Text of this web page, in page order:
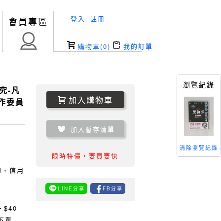
會員專區 登入 註冊
購物車(0) 我的訂單
-凡
委員
信用
$40
加入購物車
加入暫存清單
限時特價，要買要快
LINE分享 FB分享
瀏覽紀錄
清除瀏覽紀錄